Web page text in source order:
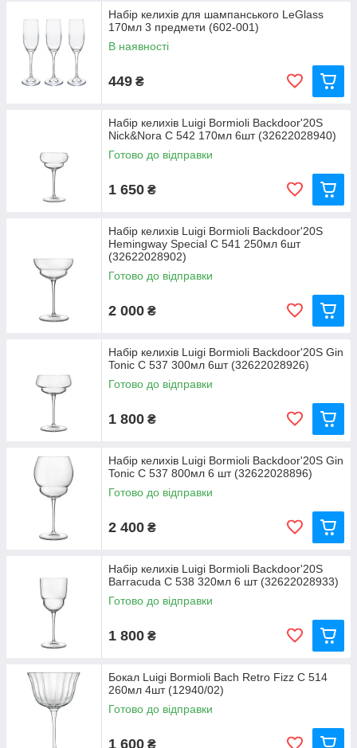
Набір келихів для шампанського LeGlass
170мл 3 предмети (602-001)
В наявності
449 ₴
Набір келихів Luigi Bormioli Backdoor'20S
Nick&Nora C 542 170мл 6шт (32622028940)
Готово до відправки
1 650 ₴
Набір келихів Luigi Bormioli Backdoor'20S
Hemingway Special C 541 250мл 6шт
(32622028902)
Готово до відправки
2 000 ₴
Набір келихів Luigi Bormioli Backdoor'20S Gin
Tonic C 537 300мл 6шт (32622028926)
Готово до відправки
1 800 ₴
Набір келихів Luigi Bormioli Backdoor'20S Gin
Tonic C 537 800мл 6 шт (32622028896)
Готово до відправки
2 400 ₴
Набір келихів Luigi Bormioli Backdoor'20S
Barracuda C 538 320мл 6 шт (32622028933)
Готово до відправки
1 800 ₴
Бокал Luigi Bormioli Bach Retro Fizz С 514
260мл 4шт (12940/02)
Готово до відправки
1 600 ₴